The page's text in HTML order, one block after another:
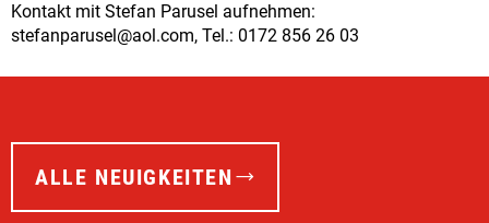
Kontakt mit Stefan Parusel aufnehmen:
stefanparusel@aol.com, Tel.: 0172 856 26 03
ALLE NEUIGKEITEN